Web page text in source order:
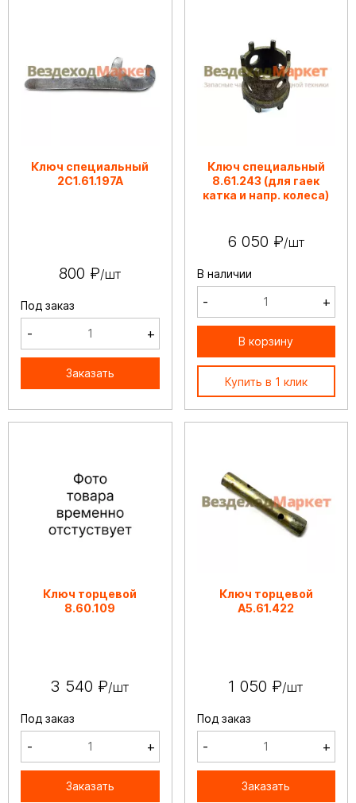
Ключ специальный
2С1.61.197А
800 ₽/шт
Под заказ
- +
Заказать
Ключ специальный
8.61.243 (для гаек
катка и напр. колеса)
6 050 ₽/шт
В наличии
- +
В корзину
Купить в 1 клик
Ключ торцевой
8.60.109
3 540 ₽/шт
Под заказ
- +
Заказать
Ключ торцевой
А5.61.422
1 050 ₽/шт
Под заказ
- +
Заказать